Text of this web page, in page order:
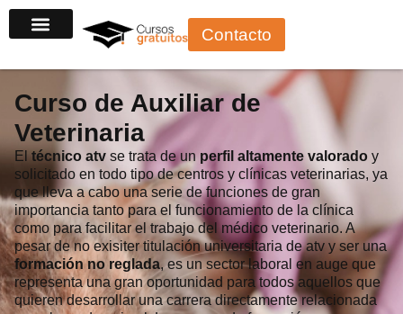
al
Contacto
Curso de Auxiliar de
Veterinaria
El técnico atv se trata de un perfil altamente valorado y
solicitado en todo tipo de centros y clínicas veterinarias, ya
que lleva a cabo una serie de funciones de gran
importancia tanto para el funcionamiento de la clínica
como para facilitar el trabajo del médico veterinario. A
pesar de…
Leer más